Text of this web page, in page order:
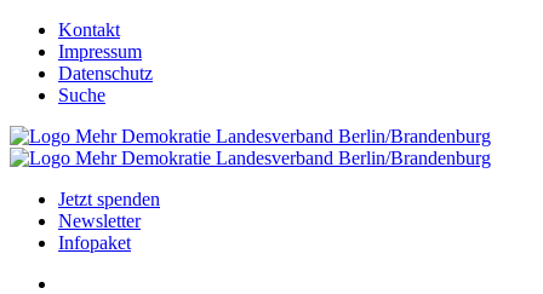
Kontakt
Impressum
Datenschutz
Suche
Jetzt spenden
Newsletter
Infopaket